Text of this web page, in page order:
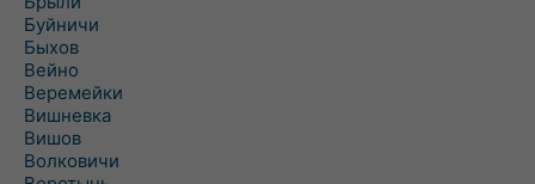
Буйничи
Быхов
Вейно
Веремейки
Вишневка
Вишов
Волковичи